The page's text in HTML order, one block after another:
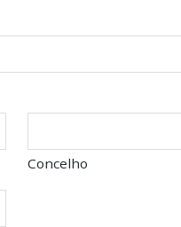
Concelho